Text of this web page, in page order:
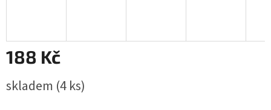
188 Kč
cena:
skladem (4 ks)